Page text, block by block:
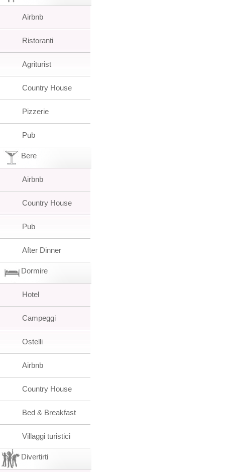
Airbnb
Ristoranti
Agriturist
Country House
Pizzerie
Pub
Bere
Airbnb
Country House
Pub
After Dinner
Dormire
Hotel
Campeggi
Ostelli
Airbnb
Country House
Bed & Breakfast
Villaggi turistici
Divertirti